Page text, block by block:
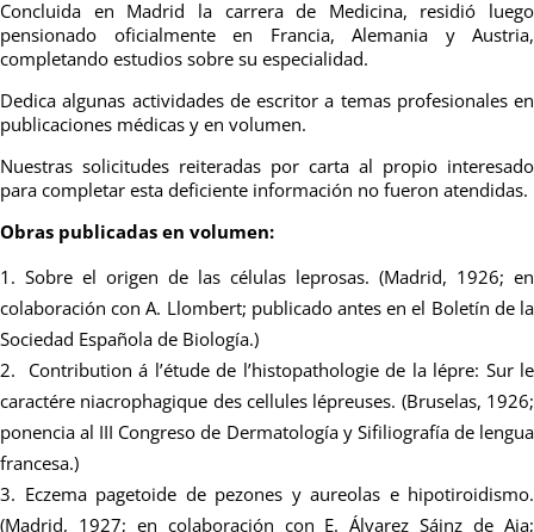
Concluida en Madrid la carrera de Medicina, residió luego
pensionado oficialmente en Francia, Alemania y Austria,
completando estudios sobre su especialidad.
Dedica algunas actividades de escritor a temas profesionales en
publicaciones médicas y en volumen.
Nuestras solicitudes reiteradas por carta al propio interesado
para completar esta deficiente información no fueron atendidas.
Obras publicadas en volumen:
Sobre el origen de las células leprosas. (Madrid, 1926; en
colaboración con A. Llombert; publicado antes en el Boletín de la
Sociedad Española de Biología.)
Contribution á l’étude de l’histopathologie de la lépre: Sur le
caractére niacrophagique des cellules lépreuses. (Bruselas, 1926;
ponencia al III Congreso de Dermatología y Sifiliografía de lengua
francesa.)
Eczema pagetoide de pezones y aureolas e hipotiroidismo.
(Madrid, 1927; en colaboración con E. Álvarez Sáinz de Aja;